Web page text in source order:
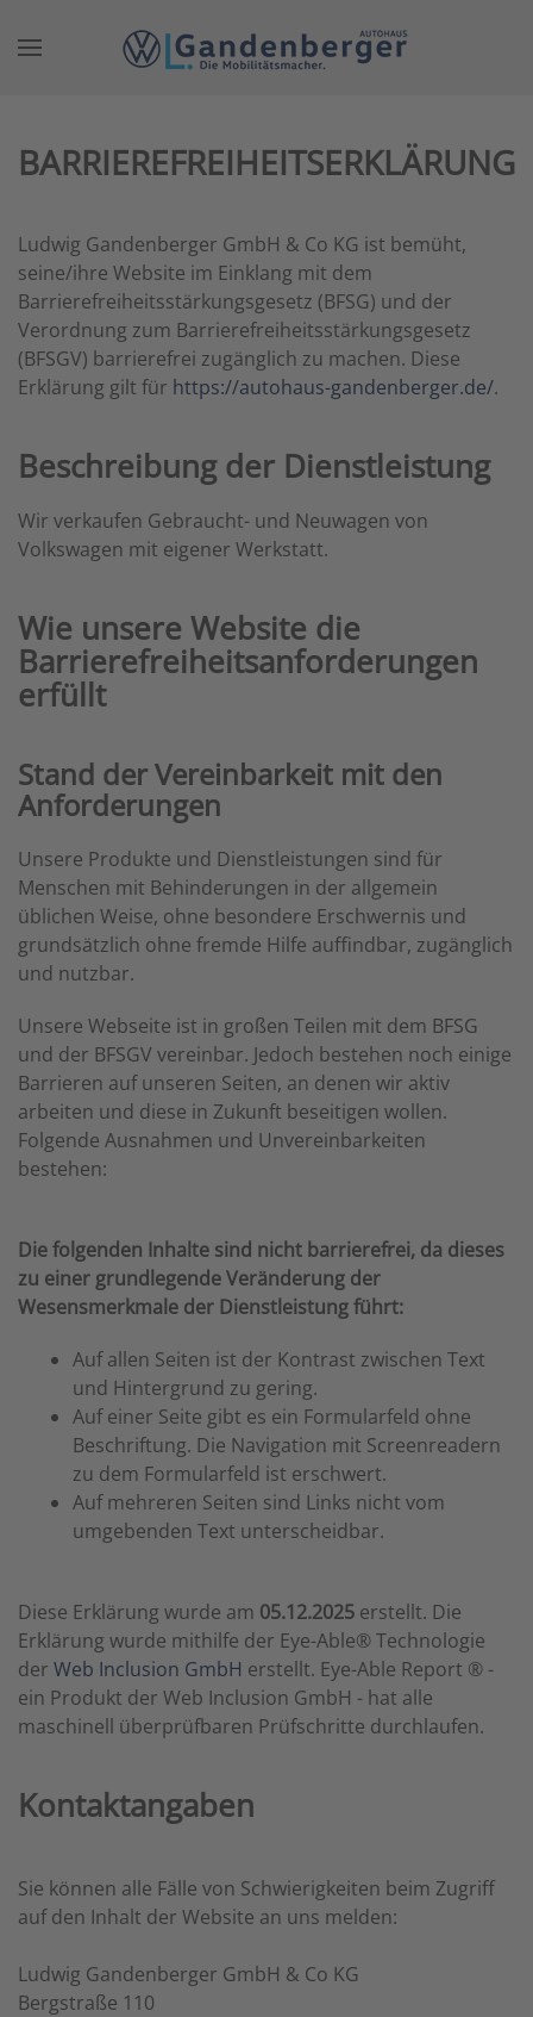
BARRIEREFREIHEITSERKLÄRUNG
Ludwig Gandenberger GmbH & Co KG ist bemüht,
seine/ihre Website im Einklang mit dem
Barrierefreiheitsstärkungsgesetz (BFSG) und der
Verordnung zum Barrierefreiheitsstärkungsgesetz
(BFSGV) barrierefrei zugänglich zu machen. Diese
Erklärung gilt für https://autohaus-gandenberger.de/.
Beschreibung der Dienstleistung
Wir verkaufen Gebraucht- und Neuwagen von
Volkswagen mit eigener Werkstatt.
Wie unsere Website die
Barrierefreiheitsanforderungen
erfüllt
Stand der Vereinbarkeit mit den
Anforderungen
Unsere Produkte und Dienstleistungen sind für
Menschen mit Behinderungen in der allgemein
üblichen Weise, ohne besondere Erschwernis und
grundsätzlich ohne fremde Hilfe auffindbar, zugänglich
und nutzbar.
Unsere Webseite ist in großen Teilen mit dem BFSG
und der BFSGV vereinbar. Jedoch bestehen noch einige
Barrieren auf unseren Seiten, an denen wir aktiv
arbeiten und diese in Zukunft beseitigen wollen.
Folgende Ausnahmen und Unvereinbarkeiten
bestehen:
Die folgenden Inhalte sind nicht barrierefrei, da dieses
zu einer grundlegende Veränderung der
Wesensmerkmale der Dienstleistung führt:
Auf allen Seiten ist der Kontrast zwischen Text
und Hintergrund zu gering.
Auf einer Seite gibt es ein Formularfeld ohne
Beschriftung. Die Navigation mit Screenreadern
zu dem Formularfeld ist erschwert.
Auf mehreren Seiten sind Links nicht vom
umgebenden Text unterscheidbar.
Diese Erklärung wurde am 05.12.2025 erstellt. Die
Erklärung wurde mithilfe der Eye-Able® Technologie
der Web Inclusion GmbH erstellt. Eye-Able Report ® -
ein Produkt der Web Inclusion GmbH - hat alle
maschinell überprüfbaren Prüfschritte durchlaufen.
Kontaktangaben
Sie können alle Fälle von Schwierigkeiten beim Zugriff
auf den Inhalt der Website an uns melden:
Ludwig Gandenberger GmbH & Co KG
Bergstraße 110